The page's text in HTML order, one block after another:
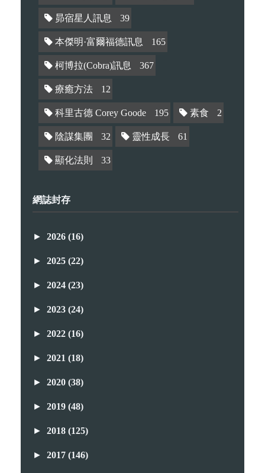
昴宿星人訊息 39
本傑明·富爾福德訊息 165
柯博拉(Cobra)訊息 367
療癒方法 12
科里古德 Corey Goode 195 素食 2
陰謀集團 32 靈性成長 61
顯化法則 33
網誌封存
► 2026 (16)
► 2025 (22)
► 2024 (23)
► 2023 (24)
► 2022 (16)
► 2021 (18)
► 2020 (38)
► 2019 (48)
► 2018 (125)
► 2017 (146)